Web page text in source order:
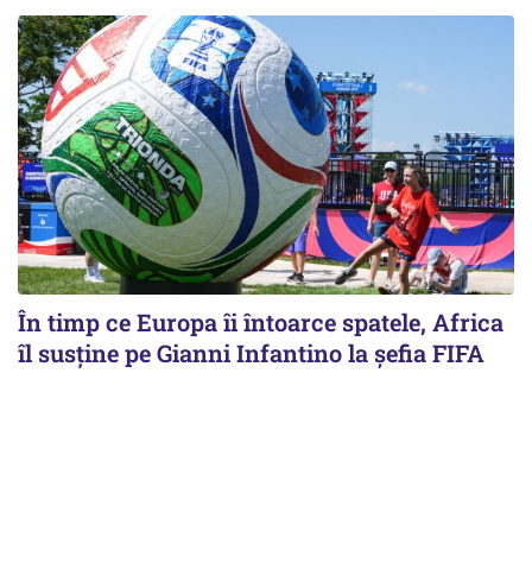
În timp ce Europa îi întoarce spatele, Africa
îl susține pe Gianni Infantino la șefia FIFA